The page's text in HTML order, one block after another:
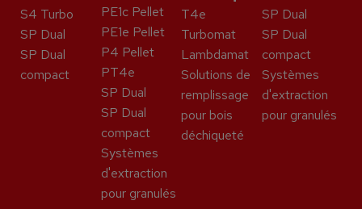
S4 Turbo
SP Dual
SP Dual
compact
PE1c Pellet
PE1e Pellet
P4 Pellet
PT4e
SP Dual
SP Dual
compact
Systèmes
d'extraction
pour granulés
T4e
Turbomat
Lambdamat
Solutions de
remplissage
pour bois
déchiqueté
SP Dual
SP Dual
compact
Systèmes
d'extraction
pour granulés